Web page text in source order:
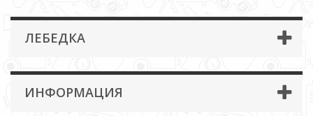
ЛЕБЕДКА
ИНФОРМАЦИЯ